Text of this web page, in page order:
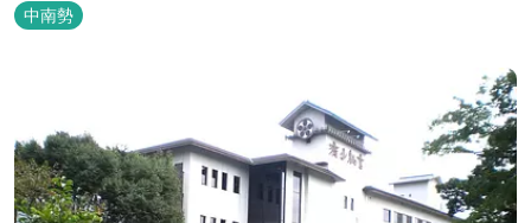
楽しめます。お料理にも温泉を用いた温泉野菜蒸しの他美と健康を
テーマとしたふるさと会席をご用意しています。
中南勢